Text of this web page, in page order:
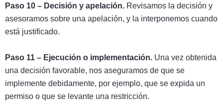
Paso 10 – Decisión y apelación. Revisamos la decisión y
asesoramos sobre una apelación, y la interponemos cuando
está justificado.
Paso 11 – Ejecución o implementación. Una vez obtenida
una decisión favorable, nos aseguramos de que se
implemente debidamente, por ejemplo, que se expida un
permiso o que se levante una restricción.